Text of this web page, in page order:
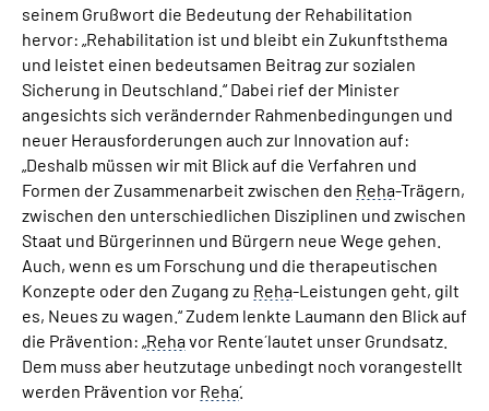
seinem Grußwort die Bedeutung der Rehabilitation
hervor: „Rehabilitation ist und bleibt ein Zukunftsthema
und leistet einen bedeutsamen Beitrag zur sozialen
Sicherung in Deutschland.“ Dabei rief der Minister
angesichts sich verändernder Rahmenbedingungen und
neuer Herausforderungen auch zur Innovation auf:
„Deshalb müssen wir mit Blick auf die Verfahren und
Formen der Zusammenarbeit zwischen den Reha-Trägern,
zwischen den unterschiedlichen Disziplinen und zwischen
Staat und Bürgerinnen und Bürgern neue Wege gehen.
Auch, wenn es um Forschung und die therapeutischen
Konzepte oder den Zugang zu Reha-Leistungen geht, gilt
es, Neues zu wagen.“ Zudem lenkte Laumann den Blick auf
die Prävention: „`Rehavor Rente´ lautet unser Grundsatz.
Dem muss aber heutzutage unbedingt noch vorangestellt
werden `Prävention vor Reha´.